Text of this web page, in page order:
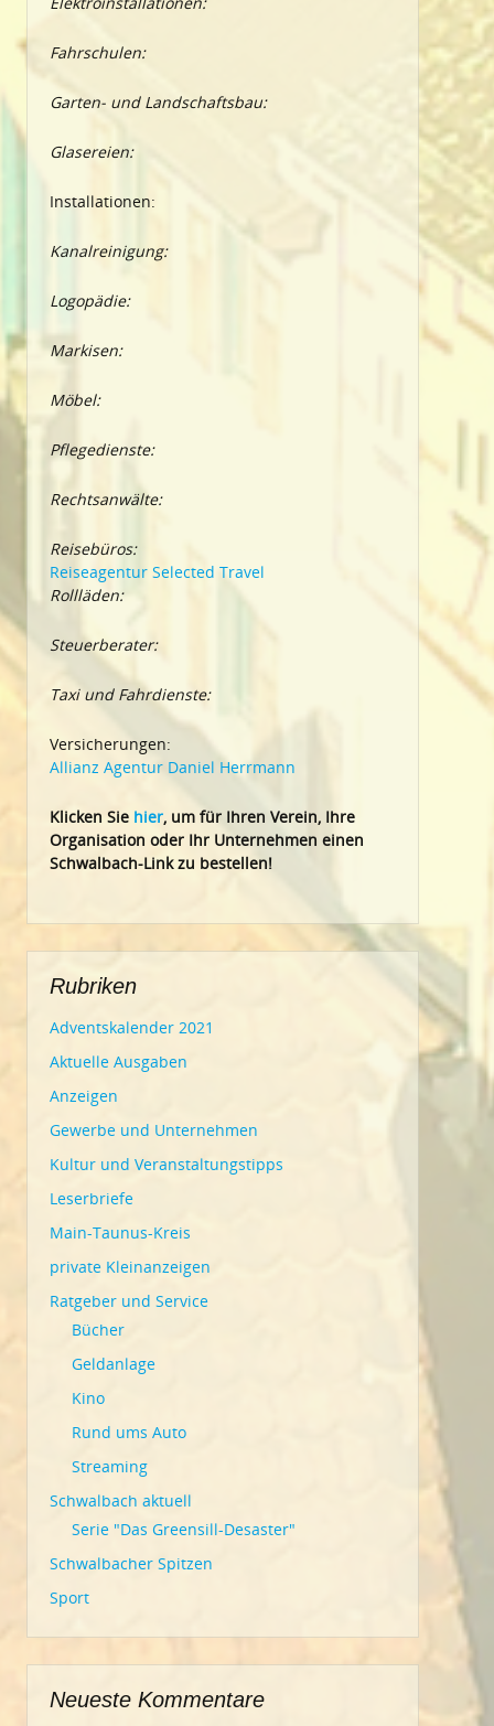
Fahrschulen:
Garten- und Landschaftsbau:
Glasereien:
Installationen:
Kanalreinigung:
Logopädie:
Markisen:
Möbel:
Pflegedienste:
Rechtsanwälte:
Reisebüros:
Reiseagentur Selected Travel
Rollläden:
Steuerberater:
Taxi und Fahrdienste:
Versicherungen:
Allianz Agentur Daniel Herrmann
Klicken Sie hier, um für Ihren Verein, Ihre
Organisation oder Ihr Unternehmen einen
Schwalbach-Link zu bestellen!
Rubriken
Adventskalender 2021
Aktuelle Ausgaben
Anzeigen
Gewerbe und Unternehmen
Kultur und Veranstaltungstipps
Leserbriefe
Main-Taunus-Kreis
private Kleinanzeigen
Ratgeber und Service
Bücher
Geldanlage
Kino
Rund ums Auto
Streaming
Schwalbach aktuell
Serie "Das Greensill-Desaster"
Schwalbacher Spitzen
Sport
Neueste Kommentare